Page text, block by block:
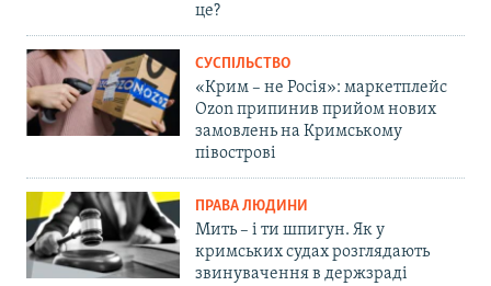
це?
СУСПІЛЬСТВО
«Крим – не Росія»: маркетплейс
Ozon припинив прийом нових
замовлень на Кримському
півострові
ПРАВА ЛЮДИНИ
Мить – і ти шпигун. Як у
кримських судах розглядають
звинувачення в держзраді